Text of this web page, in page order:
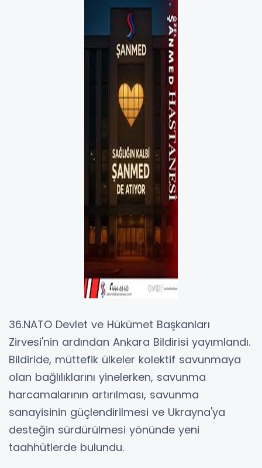
36.NATO Devlet ve Hükümet Başkanları
Zirvesi'nin ardından Ankara Bildirisi yayımlandı.
Bildiride, müttefik ülkeler kolektif savunmaya
olan bağlılıklarını yinelerken, savunma
harcamalarının artırılması, savunma
sanayisinin güçlendirilmesi ve Ukrayna'ya
desteğin sürdürülmesi yönünde yeni
taahhütlerde bulundu.